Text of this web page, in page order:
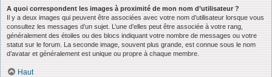
A quoi correspondent les images à proximité de mon nom d’utilisateur ?
Il y a deux images qui peuvent être associées avec votre nom d’utilisateur lorsque vous
consultez les messages d’un sujet. L’une d’elles peut être associée à votre rang,
généralement des étoiles ou des blocs indiquant votre nombre de messages ou votre
statut sur le forum. La seconde image, souvent plus grande, est connue sous le nom
d’avatar et généralement est unique ou propre à chaque membre.
Haut